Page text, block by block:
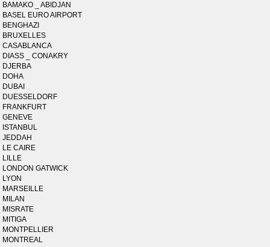
BAMAKO _ ABIDJAN
BASEL EURO AIRPORT
BENGHAZI
BRUXELLES
CASABLANCA
DIASS _ CONAKRY
DJERBA
DOHA
DUBAI
DUESSELDORF
FRANKFURT
GENEVE
ISTANBUL
JEDDAH
LE CAIRE
LILLE
LONDON GATWICK
LYON
MARSEILLE
MILAN
MISRATE
MITIGA
MONTPELLIER
MONTREAL